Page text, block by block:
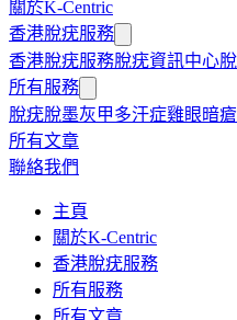
關於K-Centric
香港脫疣服務
香港脫疣服務脫疣資訊中心
所有服務
脫疣脫墨灰甲多汗症雞眼暗瘡
所有文章
聯絡我們
主頁
關於K-Centric
香港脫疣服務
所有服務
所有文章